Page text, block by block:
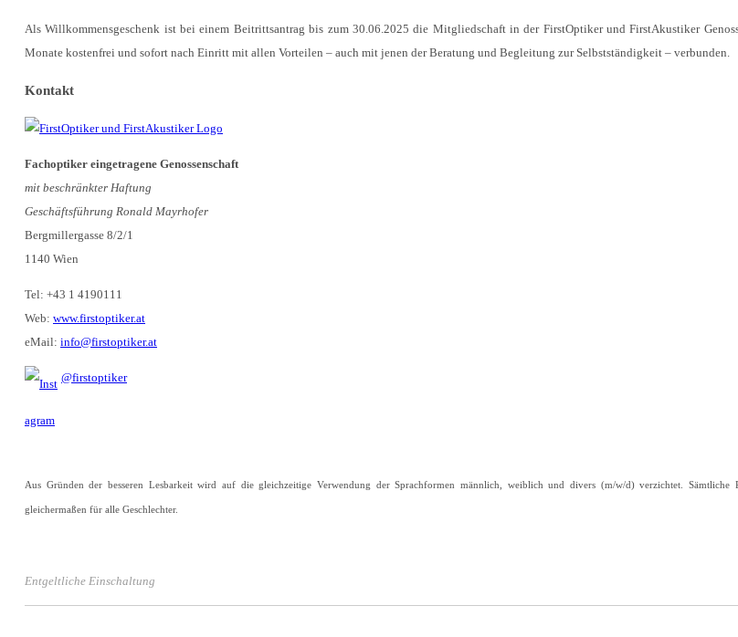
Als Willkommensgeschenk ist bei einem Beitrittsantrag bis zum 30.06.2025 die Mitgliedschaft in der FirstOptiker und FirstAkustiker
Monate kostenfrei und sofort nach Einritt mit allen Vorteilen – auch mit jenen der Beratung und Begleitung zur Selbstständigkeit – verbunden.
Kontakt
Fachoptiker eingetragene Genossenschaft
mit beschränkter Haftung
Geschäftsführung Ronald Mayrhofer
Bergmillergasse 8/2/1
1140 Wien
Tel: +43 1 4190111
Web: www.firstoptiker.at
eMail: info@firstoptiker.at
@firstoptiker
Aus Gründen der besseren Lesbarkeit wird auf die gleichzeitige Verwendung der Sprachformen männlich, weiblich und divers (m/w/d) verzichtet. Sämtliche
gleichermaßen für alle Geschlechter.
Entgeltliche Einschaltung